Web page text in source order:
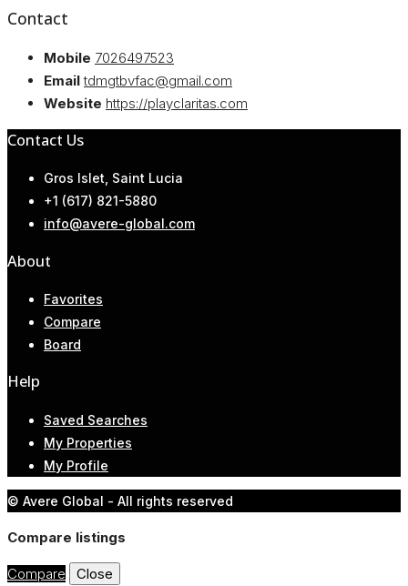
Contact
Mobile 7026497523
Email tdmgtbvfac@gmail.com
Website https://playclaritas.com
Contact Us
Gros Islet, Saint Lucia
+1 (617) 821-5880
info@avere-global.com
About
Favorites
Compare
Board
Help
Saved Searches
My Properties
My Profile
© Avere Global - All rights reserved
Compare listings
Compare
Close